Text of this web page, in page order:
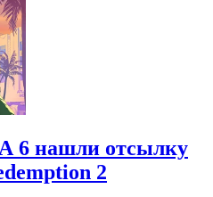
6 нашли отсылку
2